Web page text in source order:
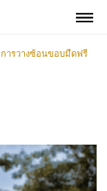
การวางซ้อนขอบมืดฟรี